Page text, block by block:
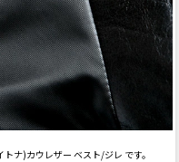
ナ)カウレザー ベスト/ジレ です。